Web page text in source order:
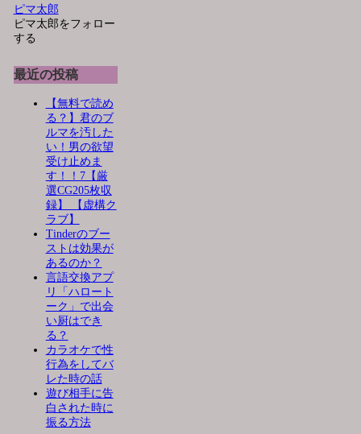
ピマ太郎
ピマ太郎をフォロー
する
最近の投稿
【無料で読め
る？】君のブ
ルマを汚した
い！男の欲望
受け止めま
す！！7【厳
選CG205枚収
録】 【虚構ク
ラブ】
Tinderのブー
ストは効果が
あるのか？
言語交換アプ
リ「ハロート
ーク」で出会
い厨はでき
る？
カラオケで性
行為をしてバ
レた時の話
遊び相手に告
白された時に
振る方法